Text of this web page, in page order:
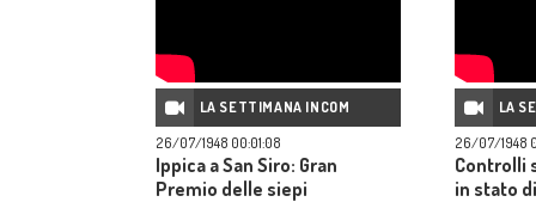
LA SETTIMANA INCOM
26/07/1948 00:01:08
Ippica a San Siro: Gran
Premio delle siepi
LA
26/07/1948
Controlli
in stato